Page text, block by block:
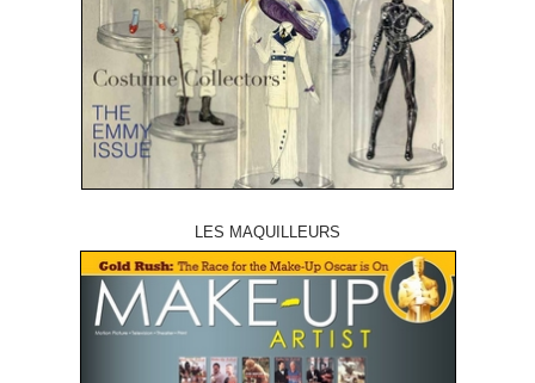
LES MAQUILLEURS